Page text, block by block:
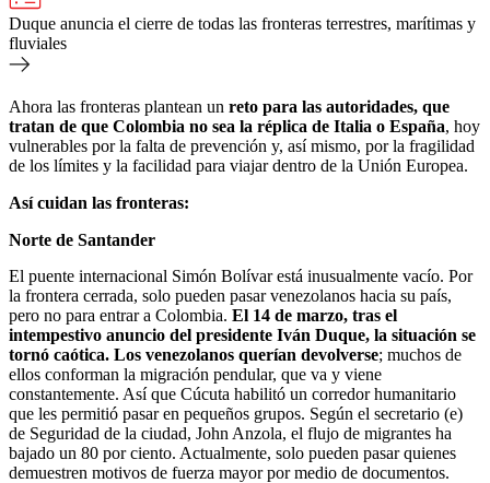
Duque anuncia el cierre de todas las fronteras terrestres, marítimas y
fluviales
Ahora las fronteras plantean un reto para las autoridades, que
tratan de que Colombia no sea la réplica de Italia o España, hoy
vulnerables por la falta de prevención y, así mismo, por la fragilidad
de los límites y la facilidad para viajar dentro de la Unión Europea.
Así cuidan las fronteras:
Norte de Santander
El puente internacional Simón Bolívar está inusualmente vacío. Por
la frontera cerrada, solo pueden pasar venezolanos hacia su país,
pero no para entrar a Colombia. El 14 de marzo, tras el
intempestivo anuncio del presidente Iván Duque, la situación se
tornó caótica. Los venezolanos querían devolverse; muchos de
ellos conforman la migración pendular, que va y viene
constantemente. Así que Cúcuta habilitó un corredor humanitario
que les permitió pasar en pequeños grupos. Según el secretario (e)
de Seguridad de la ciudad, John Anzola, el flujo de migrantes ha
bajado un 80 por ciento. Actualmente, solo pueden pasar quienes
demuestren motivos de fuerza mayor por medio de documentos.